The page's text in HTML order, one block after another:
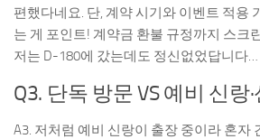
편했다네요. 단, 계약 시기와 이벤트 적용
는 게 포인트! 계약금 환불 규정까지 스크
저는 D-180에 갔는데도 정신없었답니다…
Q3. 단독 방문 VS 예비 신랑
A3. 저처럼 예비 신랑이 출장 중이라 혼자